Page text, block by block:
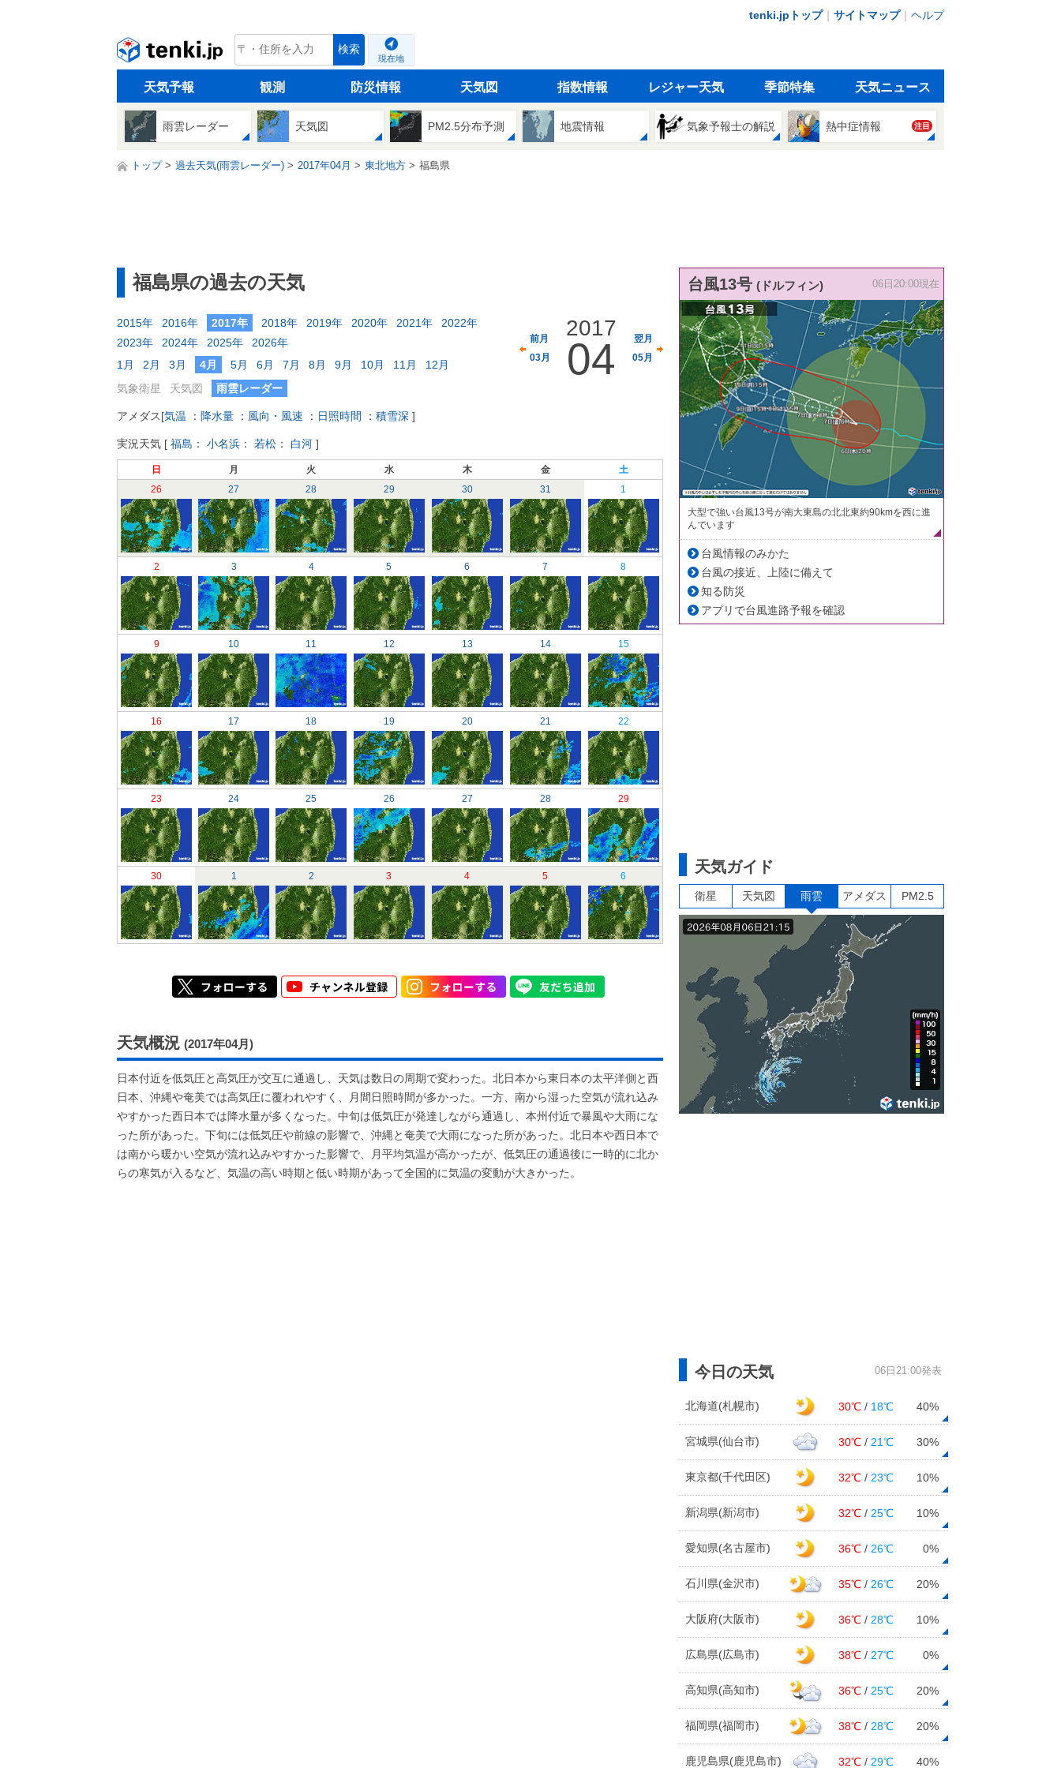
tenki.jpトップ｜ サイトマップ｜ ヘルプ
tenki.jp 検索
現在地
天気予報 観測 防災情報 天気図 指数情報 レジャー天気 季節特集 天気ニュース
雨雲レーダー 天気図 PM2.5分布予測 地震情報 気象予報士の解説 熱中症情報 注目
トップ 過去天気(雨雲レーダー) 2017年04月 東北地方 福島県
福島県の過去の天気
翌月
05月
2017
04
前月
03月
2015年 2016年 2017年 2018年 2019年 2020年 2021年
2022年
2023年
2024年 2025年
2026年
1月
2月 3月 4月 5月 6月 7月 8月 9月 10月 11月
12月
気象衛星
天気図 雨雲レーダー
アメダス[気温 ： 降水量 ： 風向・風速 ： 日照時間 ： 積雪深 ]
実況天気 [ 福島 ： 小名浜 ： 若松 ： 白河 ]
日 月 火 水 木 金
土
26
27 28 29 30 31 1
2 3 4 5 6 7 8
9 10 11 12 13 14 15
16 17 18 19 20 21 22
23 24 25 26 27 28 29
30 1 2 3 4 5 6
天気概況 (2017年04月)
日本付近を低気圧と高気圧が交互に通過し、天気は数日の周期で変わった。北日本から東日本の太平洋側と西
日本、沖縄や奄美では高気圧に覆われやすく、月間日照時間が多かった。一方、南から湿った空気が流れ込み
やすかった西日本では降水量が多くなった。中旬は低気圧が発達しながら通過し、本州付近で暴風や大雨にな
った所があった。下旬には低気圧や前線の影響で、沖縄と奄美で大雨になった所があった。北日本や西日本で
は南から暖かい空気が流れ込みやすかった影響で、月平均気温が高かったが、低気圧の通過後に一時的に北か
らの寒気が入るなど、気温の高い時期と低い時期があって全国的に気温の変動が大きかった。
台風13号 (ドルフィン) 06日20:00現在
大型で強い台風13号が南大東島の北北東約90kmを西に進
んでいます
台風情報のみかた
台風の接近、上陸に備えて
知る防災
アプリで台風進路予報を確認
天気ガイド
衛星 天気図 雨雲 アメダス PM2.5
今日の天気 06日21:00発表
北海道(札幌市) 30℃ / 18℃ 40%
宮城県(仙台市) 30℃ / 21℃ 30%
東京都(千代田区) 32℃ / 23℃ 10%
新潟県(新潟市) 32℃ / 25℃ 10%
愛知県(名古屋市) 36℃ / 26℃ 0%
石川県(金沢市) 35℃ / 26℃ 20%
大阪府(大阪市) 36℃ / 28℃ 10%
広島県(広島市) 38℃ / 27℃ 0%
高知県(高知市) 36℃ / 25℃ 20%
福岡県(福岡市) 38℃ / 28℃ 20%
鹿児島県(鹿児島市) 32℃ / 29℃ 40%